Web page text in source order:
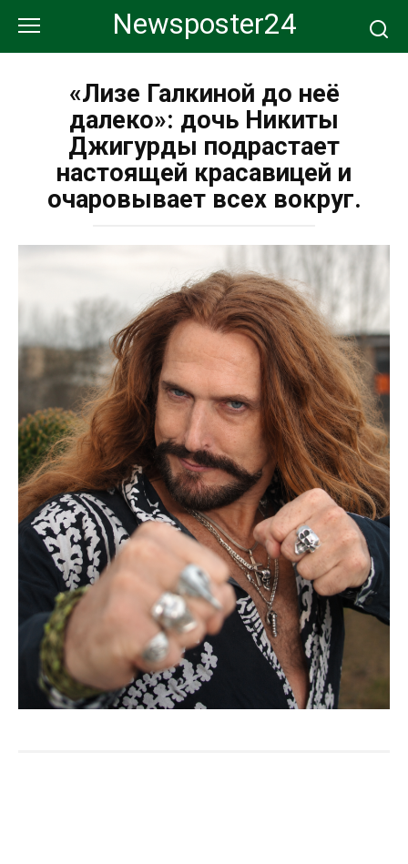
контенту
Newsposter24
«Лизе Галкиной до неё
далеко»: дочь Никиты
Джигурды подрастает
настоящей красавицей и
очаровывает всех вокруг.